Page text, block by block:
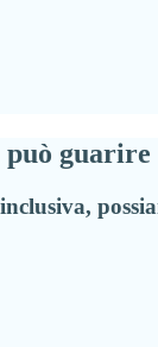
può guarire